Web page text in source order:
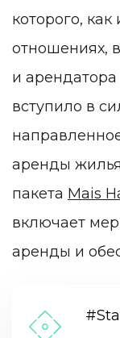
которого,
отношениях,
и
вступило в
аренды
пакета Mais
включает
аренды и